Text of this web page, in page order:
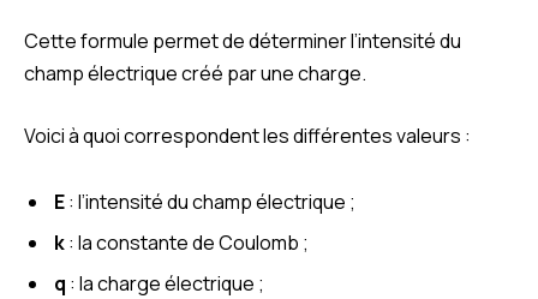
Cette formule permet de déterminer l’intensité du
champ électrique créé par une charge.
Voici à quoi correspondent les différentes valeurs :
E: l’intensité du champ électrique ;
k: la constante de Coulomb ;
q : la charge électrique ;